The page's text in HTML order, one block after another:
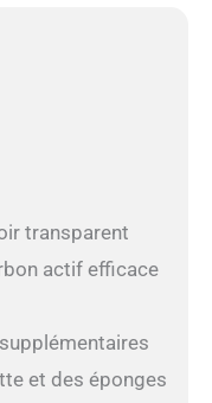
transparent
actif efficace
et des éponges